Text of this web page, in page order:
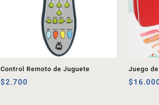
Control Remoto de Juguete
$2.700
Juego
$